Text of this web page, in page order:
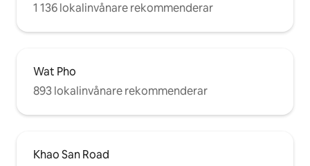
1 136 lokalinvånare rekommenderar
Wat Pho
893 lokalinvånare rekommenderar
Khao San Road